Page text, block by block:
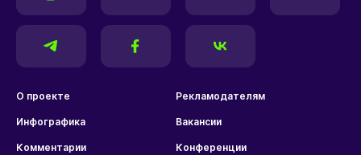
О проекте Рекламодателям
Инфографика Вакансии
Комментарии Конференции